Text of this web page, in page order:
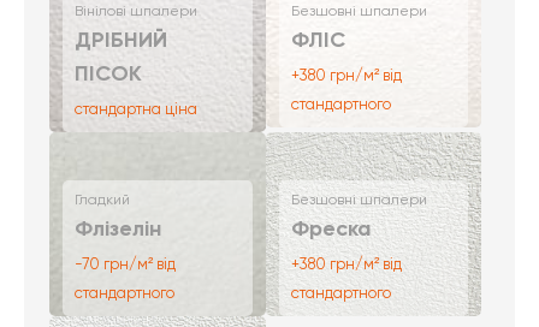
Вінілові шпалери
ДРІБНИЙ
ПІСОК
стандартна ціна
Безшовні шпалери
ФЛІС
+380 грн/м² від
стандартного
Гладкий
Флізелін
-70 грн/м² від
стандартного
Безшовні шпалери
Фреска
+380 грн/м² від
стандартного